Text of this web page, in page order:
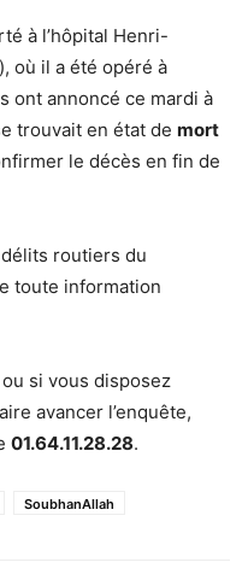
à l’hôpital Henri-
où il a été opéré à
ont annoncé ce mardi à
trouvait en état de mort
le décès en fin de
routiers du
toute information
ou si vous disposez
avancer l’enquête,
01.64.11.28.28.
SoubhanAllah